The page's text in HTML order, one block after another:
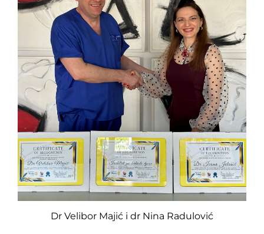
Dr Velibor Majić i dr Nina Radulović